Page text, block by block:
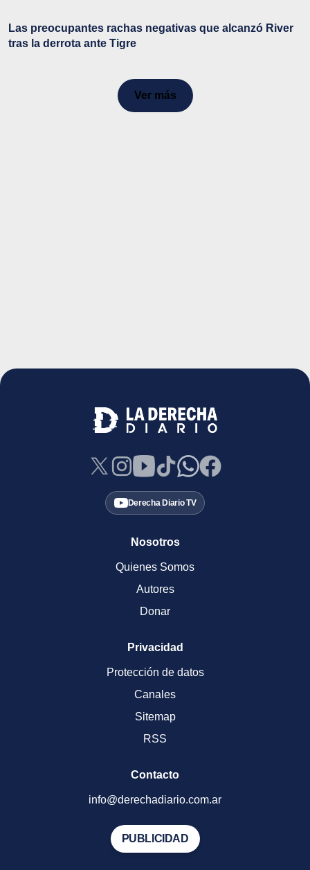
Las preocupantes rachas negativas que alcanzó River
tras la derrota ante Tigre
Ver más
Derecha Diario TV
Nosotros
Quienes Somos
Autores
Donar
Privacidad
Protección de datos
Canales
Sitemap
RSS
Contacto
info@derechadiario.com.ar
PUBLICIDAD